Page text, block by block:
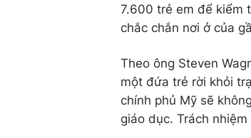
7.600 trẻ em để kiểm
chắc chắn nơi ở của
Theo ông Steven
một đứa trẻ rời khỏi
chính phủ Mỹ sẽ
giáo dục. Trách